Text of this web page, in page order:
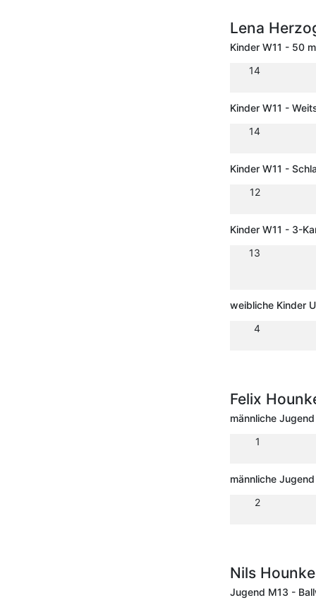
Lena
Kinder W11 - 50 m
14
Kinder W11 -
14
Kinder W11 -
12
Kinder W11 - 3-
13
weibliche Kinder
4
Felix
männliche
1
männliche
2
Nils
Jugend M13 -